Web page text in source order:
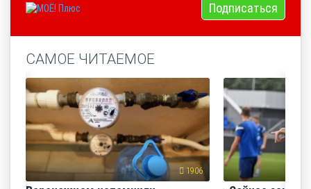
Подписаться
САМОЕ ЧИТАЕМОЕ
1906